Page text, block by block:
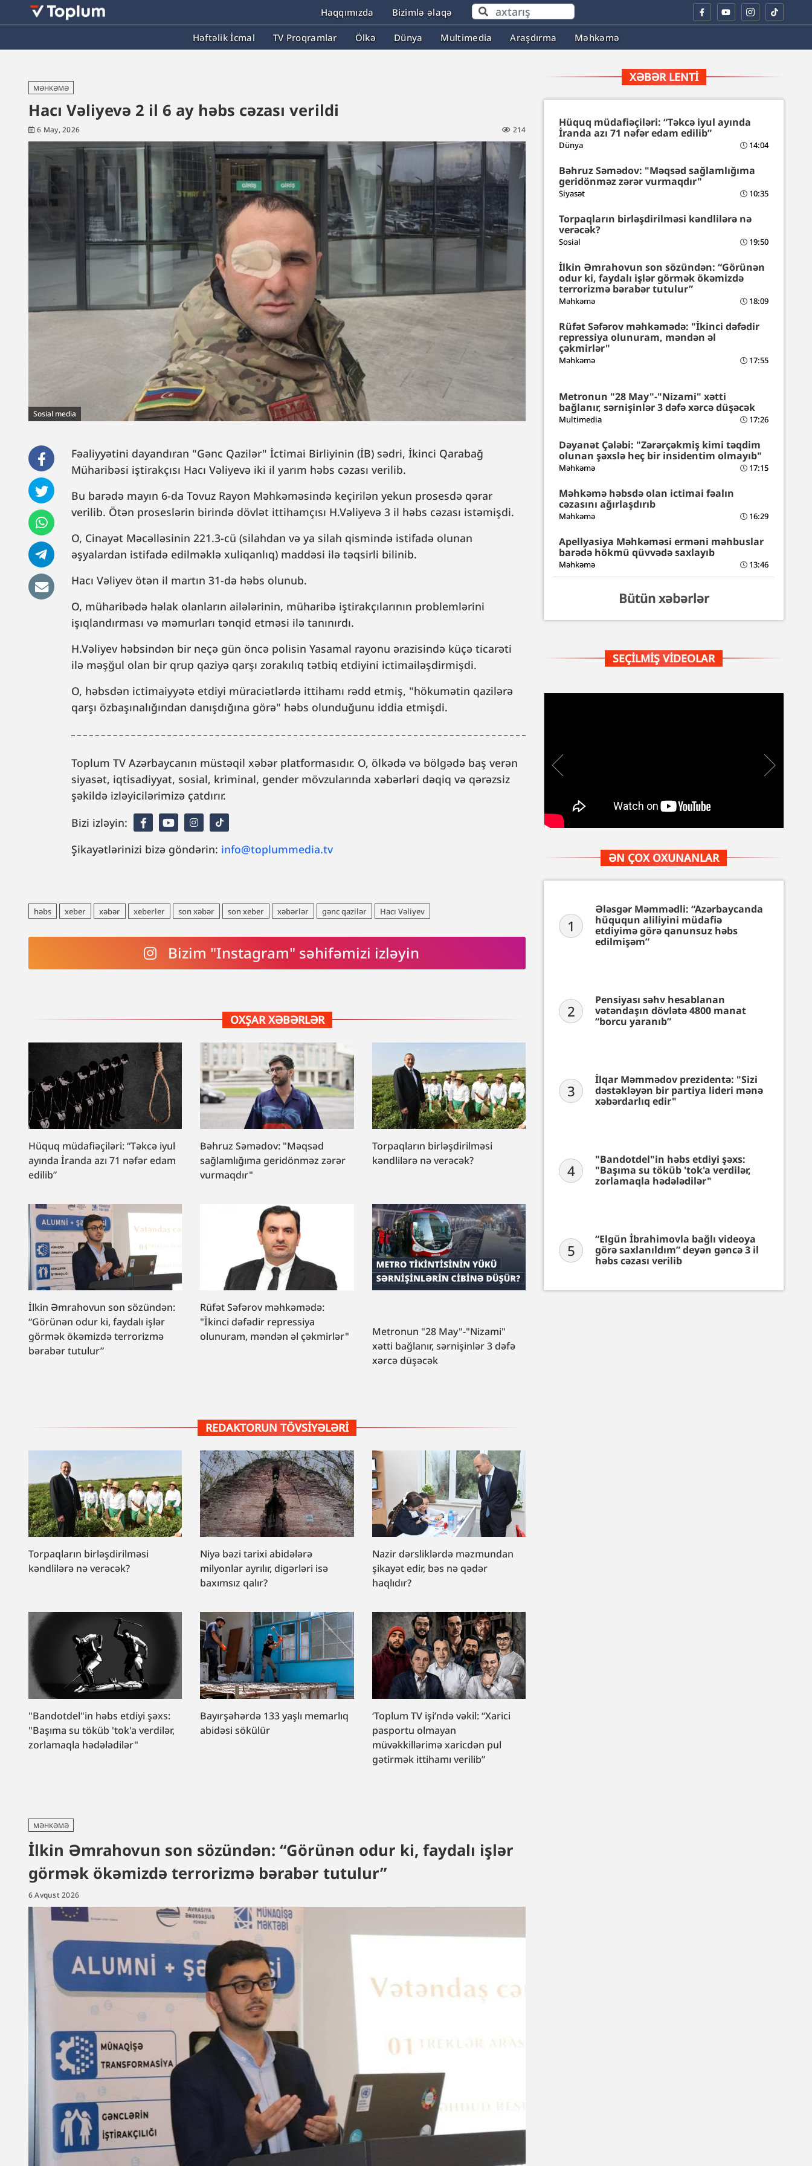
Haqqımızda Bizimlə əlaqə
Həftəlik İcmal TV Proqramlar Ölkə Dünya Multimedia Araşdırma Məhkəmə
MƏHKƏMƏ
Hacı Vəliyevə 2 il 6 ay həbs cəzası verildi
6 May, 2026 214
Sosial media
Fəaliyyətini dayandıran "Gənc Qazilər" İctimai Birliyinin (İB) sədri, İkinci Qarabağ
Müharibəsi iştirakçısı Hacı Vəliyevə iki il yarım həbs cəzası verilib.
Bu barədə mayın 6-da Tovuz Rayon Məhkəməsində keçirilən yekun prosesdə qərar
verilib. Ötən proseslərin birində dövlət ittihamçısı H.Vəliyevə 3 il həbs cəzası istəmişdi.
O, Cinayət Məcəlləsinin 221.3-cü (silahdan və ya silah qismində istifadə olunan
əşyalardan istifadə edilməklə xuliqanlıq) maddəsi ilə təqsirli bilinib.
Hacı Vəliyev ötən il martın 31-də həbs olunub.
O, müharibədə həlak olanların ailələrinin, müharibə iştirakçılarının problemlərini
işıqlandırması və məmurları tənqid etməsi ilə tanınırdı.
H.Vəliyev həbsindən bir neçə gün öncə polisin Yasamal rayonu ərazisində küçə ticarəti
ilə məşğul olan bir qrup qaziyə qarşı zorakılıq tətbiq etdiyini ictimailəşdirmişdi.
O, həbsdən ictimaiyyətə etdiyi müraciətlərdə ittihamı rədd etmiş, "hökumətin qazilərə
qarşı özbaşınalığından danışdığına görə" həbs olunduğunu iddia etmişdi.
Toplum TV Azərbaycanın müstəqil xəbər platformasıdır. O, ölkədə və bölgədə baş verən
siyasət, iqtisadiyyat, sosial, kriminal, gender mövzularında xəbərləri dəqiq və qərəzsiz
şəkildə izləyicilərimizə çatdırır.
Bizi izləyin:
Şikayətlərinizi bizə göndərin: info@toplummedia.tv
həbs xeber xəbər xeberler son xəbər son xeber xəbərlər gənc qazilər Hacı Vəliyev
Bizim "Instagram" səhifəmizi izləyin
OXŞAR XƏBƏRLƏR
Hüquq müdafiəçiləri: “Təkcə iyul
ayında İranda azı 71 nəfər edam
edilib”
Bəhruz Səmədov: "Məqsəd
sağlamlığıma geridönməz zərər
vurmaqdır"
Torpaqların birləşdirilməsi
kəndlilərə nə verəcək?
İlkin Əmrahovun son sözündən:
“Görünən odur ki, faydalı işlər
görmək ökəmizdə terrorizmə
bərabər tutulur”
Rüfət Səfərov məhkəmədə:
"İkinci dəfədir repressiya
olunuram, məndən əl çəkmirlər"
Metronun "28 May"-"Nizami"
xətti bağlanır, sərnişinlər 3 dəfə
xərcə düşəcək
REDAKTORUN TÖVSIYƏLƏRI
Torpaqların birləşdirilməsi
kəndlilərə nə verəcək?
Niyə bəzi tarixi abidələrə
milyonlar ayrılır, digərləri isə
baxımsız qalır?
Nazir dərsliklərdə məzmundan
şikayət edir, bəs nə qədər
haqlıdır?
"Bandotdel"in həbs etdiyi şəxs:
"Başıma su töküb 'tok'a verdilər,
zorlamaqla hədələdilər"
Bayırşəhərdə 133 yaşlı memarlıq
abidəsi sökülür
‘Toplum TV işi’ndə vəkil: “Xarici
pasportu olmayan
müvəkkillərimə xaricdən pul
gətirmək ittihamı verilib”
MƏHKƏMƏ
İlkin Əmrahovun son sözündən: “Görünən odur ki, faydalı işlər
görmək ökəmizdə terrorizmə bərabər tutulur”
6 Avqust 2026
XƏBƏR LENTI
Hüquq müdafiəçiləri: “Təkcə iyul ayında
İranda azı 71 nəfər edam edilib”
Dünya 14:04
Bəhruz Səmədov: "Məqsəd sağlamlığıma
geridönməz zərər vurmaqdır"
Siyasət 10:35
Torpaqların birləşdirilməsi kəndlilərə nə
verəcək?
Sosial 19:50
İlkin Əmrahovun son sözündən: “Görünən
odur ki, faydalı işlər görmək ökəmizdə
terrorizmə bərabər tutulur”
Məhkəmə 18:09
Rüfət Səfərov məhkəmədə: "İkinci dəfədir
repressiya olunuram, məndən əl
çəkmirlər"
Məhkəmə 17:55
Metronun "28 May"-"Nizami" xətti
bağlanır, sərnişinlər 3 dəfə xərcə düşəcək
Multimedia 17:26
Dəyanət Çələbi: "Zərərçəkmiş kimi təqdim
olunan şəxslə heç bir insidentim olmayıb"
Məhkəmə 17:15
Məhkəmə həbsdə olan ictimai fəalın
cəzasını ağırlaşdırıb
Məhkəmə 16:29
Apellyasiya Məhkəməsi erməni məhbuslar
barədə hökmü qüvvədə saxlayıb
Məhkəmə 13:46
Bütün xəbərlər
SEÇILMIŞ VIDEOLAR
ƏN ÇOX OXUNANLAR
1
Ələsgər Məmmədli: “Azərbaycanda
hüququn aliliyini müdafiə
etdiyimə görə qanunsuz həbs
edilmişəm”
2
Pensiyası səhv hesablanan
vətəndaşın dövlətə 4800 manat
“borcu yaranıb”
3
İlqar Məmmədov prezidentə: "Sizi
dəstəkləyən bir partiya lideri mənə
xəbərdarlıq edir"
4
"Bandotdel"in həbs etdiyi şəxs:
"Başıma su töküb 'tok'a verdilər,
zorlamaqla hədələdilər"
5
“Elgün İbrahimovla bağlı videoya
görə saxlanıldım” deyən gəncə 3 il
həbs cəzası verilib